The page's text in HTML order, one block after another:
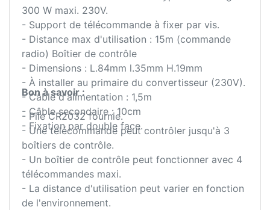
300 W maxi. 230V.
- Support de télécommande à fixer par vis.
- Distance max d'utilisation : 15m (commande
radio) Boîtier de contrôle
- Dimensions : L.84mm l.35mm H.19mm
- À installer au primaire du convertisseur (230V).
- Câble d'alimentation : 1,5m
- Câble secondaire : 10cm
- Fixation par double face.
Bon à savoir :
- Pile CR2032 fournie.
- Une télécommande peut contrôler jusqu'à 3
boîtiers de contrôle.
- Un boîtier de contrôle peut fonctionner avec 4
télécommandes maxi.
- La distance d'utilisation peut varier en fonction
de l'environnement.